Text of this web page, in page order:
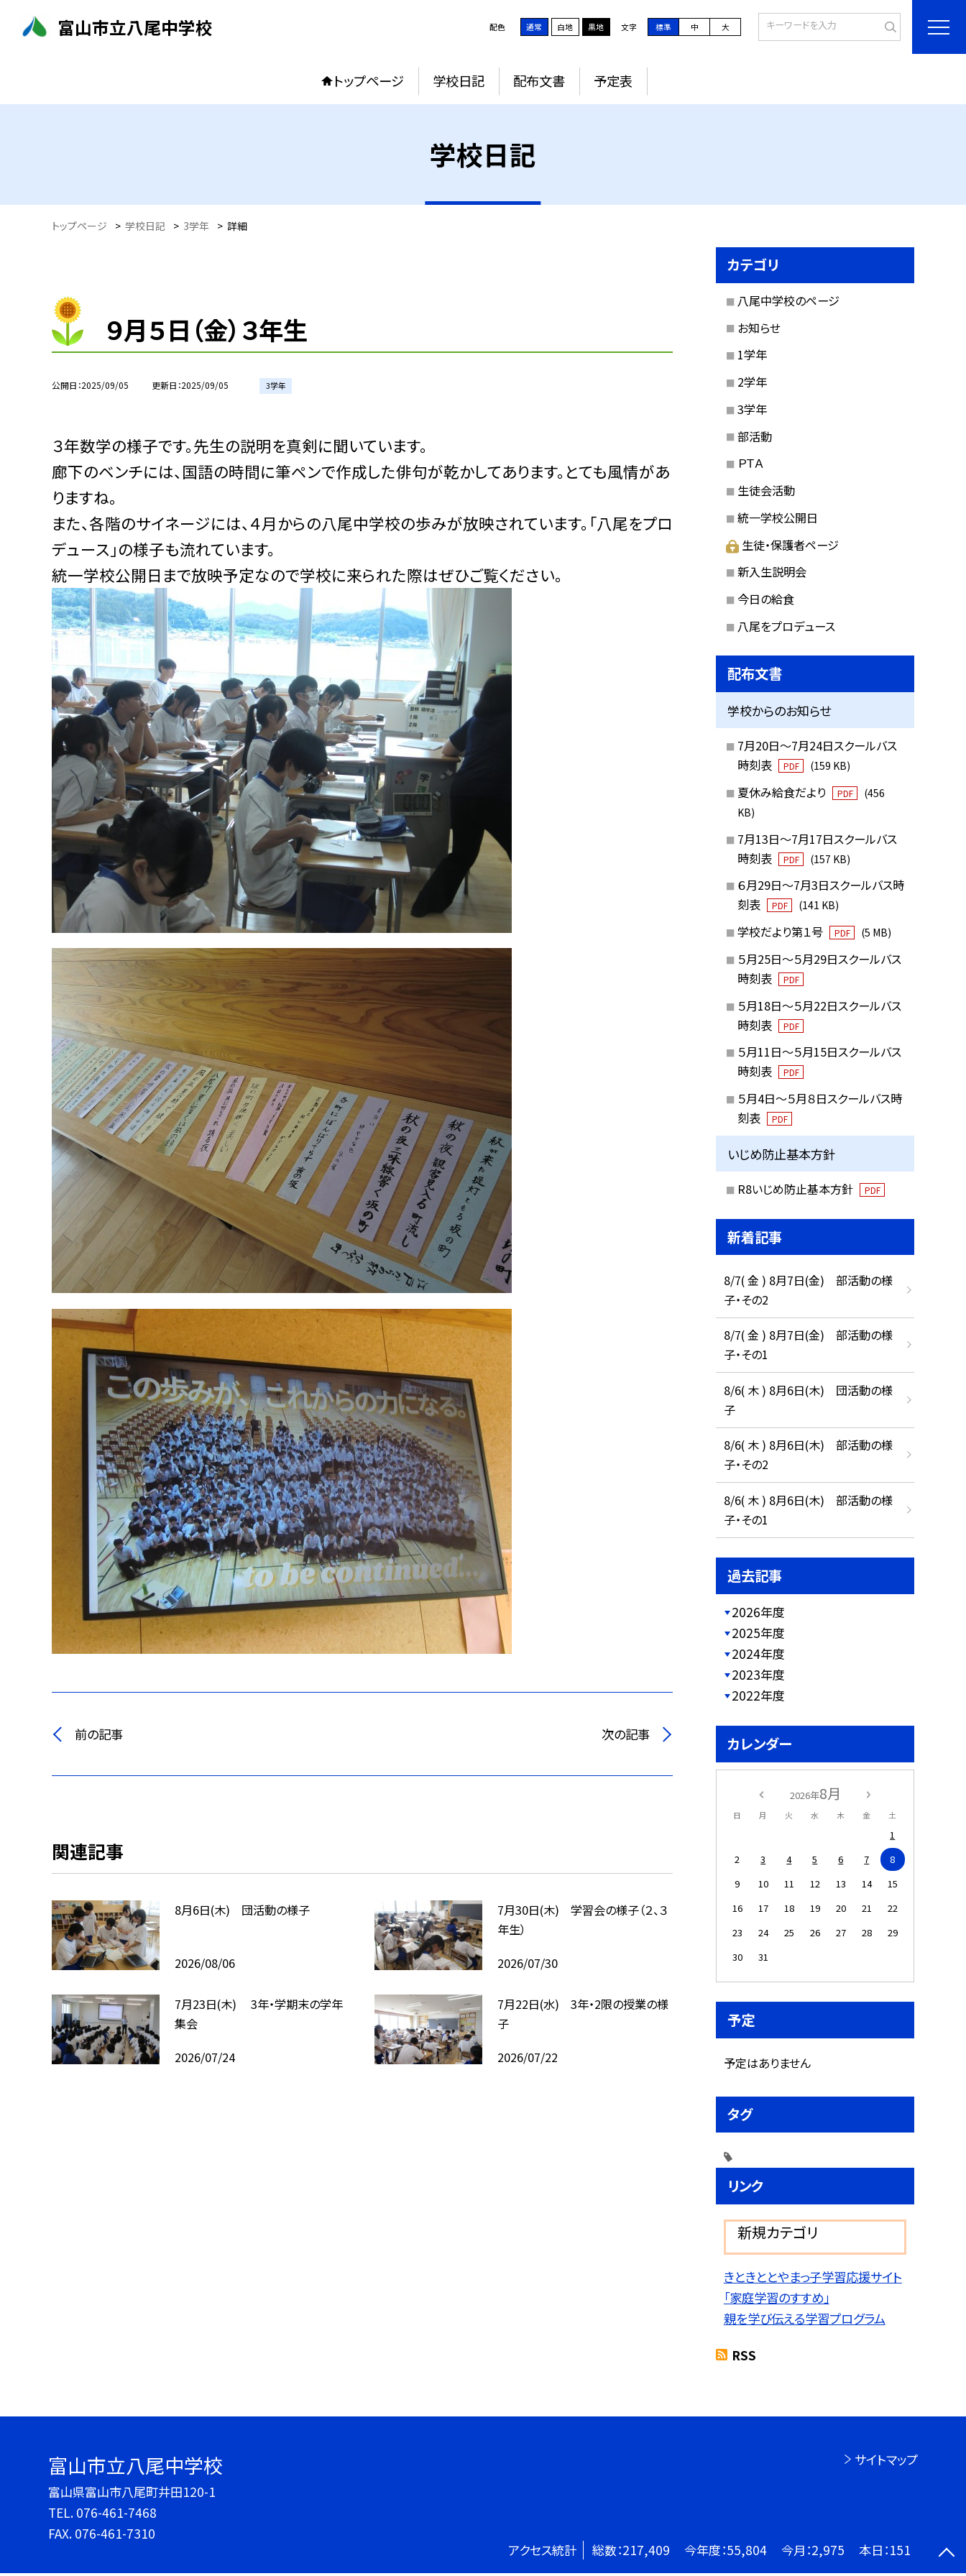
富山市立八尾中学校 配色 通常 白地 黒地 文字 標準 中 大
トップページ 学校日記 配布文書 予定表
学校日記
トップページ > 学校日記 > 3学年 > 詳細
９月５日（金）３年生
公開日 2025/09/05 更新日 2025/09/05 3学年
３年数学の様子です。先生の説明を真剣に聞いています。
廊下のベンチには、国語の時間に筆ペンで作成した俳句が乾かしてあります。とても風情があ
りますね。
また、各階のサイネージには、４月からの八尾中学校の歩みが放映されています。「八尾をプロ
デュース」の様子も流れています。
統一学校公開日まで放映予定なので学校に来られた際はぜひご覧ください。
前の記事 次の記事
関連記事
8月6日(木) 団活動の様子
2026/08/06
7月30日(木) 学習会の様子（２、３
年生）
2026/07/30
7月23日(木) 3年・学期末の学年
集会
2026/07/24
7月22日(水) 3年・2限の授業の様
子
2026/07/22
カテゴリ
八尾中学校のページ
お知らせ
1学年
2学年
3学年
部活動
ＰＴＡ
生徒会活動
統一学校公開日
生徒・保護者ページ
新入生説明会
今日の給食
八尾をプロデュース
配布文書
学校からのお知らせ
7月20日～7月24日スクールバス
時刻表
PDF (159 KB)
夏休み給食だより PDF
(456
KB)
7月13日～7月17日スクールバス
時刻表
PDF (157 KB)
６月29日～7月3日スクールバス時
刻表
PDF (141 KB)
学校だより第１号 PDF (5 MB)
５月25日～５月29日スクールバス
時刻表
PDF
５月18日～５月22日スクールバス
時刻表
PDF
５月11日～５月15日スクールバス
時刻表
PDF
５月4日～５月８日スクールバス時
刻表
PDF
いじめ防止基本方針
R8いじめ防止基本方針 PDF
新着記事
8/7( 金 ) 8月7日(金) 部活動の様
子・その2
8/7( 金 ) 8月7日(金) 部活動の様
子・その1
8/6( 木 ) 8月6日(木) 団活動の様
子
8/6( 木 ) 8月6日(木) 部活動の様
子・その2
8/6( 木 ) 8月6日(木) 部活動の様
子・その1
過去記事
2026年度
2025年度
2024年度
2023年度
2022年度
カレンダー
2026年8月
日 月 火 水 木 金 土
1
2
3 4 5 6 7
8
9
10 11 12 13 14
15
16
17 18 19 20 21
22
23
24 25 26 27 28
29
30
31
予定
予定はありません
タグ
リンク
新規カテゴリ
きときととやまっ子学習応援サイト
「家庭学習のすすめ」
親を学び伝える学習プログラム
RSS
富山市立八尾中学校
富山県富山市八尾町井田120-1
TEL. 076-461-7468
FAX. 076-461-7310
サイトマップ
アクセス統計 総数：217,409 今年度：55,804 今月：2,975 本日：151